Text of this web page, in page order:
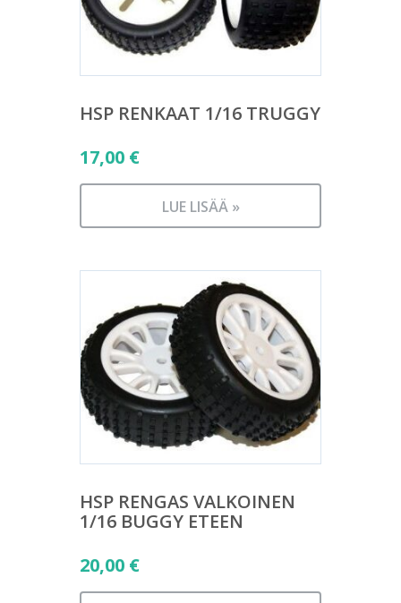
HSP RENKAAT 1/16 TRUGGY
17,00 €
LUE LISÄÄ »
HSP RENGAS VALKOINEN
1/16 BUGGY ETEEN
20,00 €